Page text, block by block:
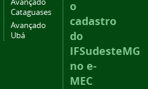
Avançado
Cataguases
Avançado
Ubá
o
cadastro
do
IFSudesteMG
no e-
MEC